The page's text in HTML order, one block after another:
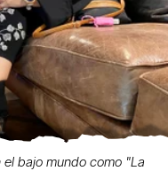
bajo mundo como "La